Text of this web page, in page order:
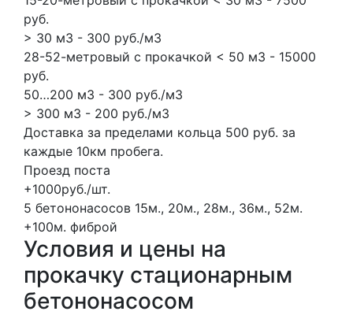
руб.
> 30 м3 - 300 руб./м3
28-52-метровый с прокачкой < 50 м3 - 15000
руб.
50…200 м3 - 300 руб./м3
> 300 м3 - 200 руб./м3
Доставка за пределами кольца 500 руб. за
каждые 10км пробега.
Проезд поста
+1000руб./шт.
5 бетононасосов 15м., 20м., 28м., 36м., 52м.
+100м. фиброй
Условия и цены на
прокачку стационарным
бетононасосом